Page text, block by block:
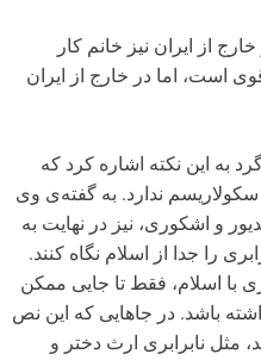
از ایران نیز خانم کار
است، اما در خارج از ایران
به این نکته اشاره کرد که
ندارد. به گفته‌ی وی
و اشکوری، نیز در نهایت به
را جدا از اسلام نگاه کنند.
با اسلام، فقط تا جایی ممکن
باشد. در جاهایی که این نص
مثل نابرابری ارث دختر و